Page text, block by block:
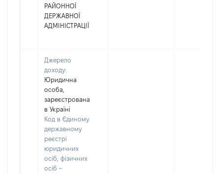
РАЙОННОЇ
ДЕРЖАВНОЇ
АДМІНІСТРАЦІЇ
Джерело
доходу:
Юридична
особа,
зареєстрована
в Україні
Код в Єдиному
державному
реєстрі
юридичних
осіб, фізичних
осіб –